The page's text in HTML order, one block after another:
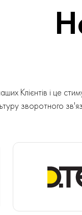
Клієнтів і це
зворотного